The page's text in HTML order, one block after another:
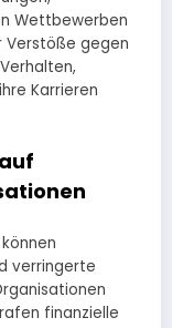
Wettbewerben
Verstöße gegen
Karrieren
verringerte
finanzielle